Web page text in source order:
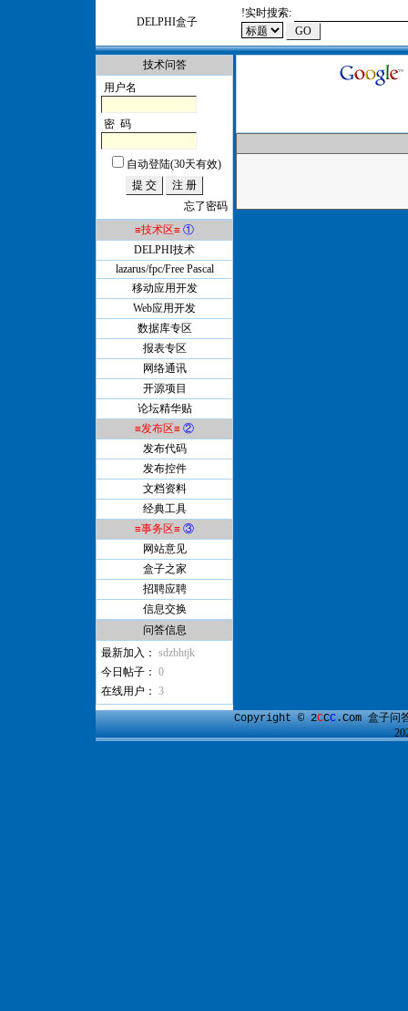
DELPHI盒子
!实时搜索:
技术问答
用户名
密 码
自动登陆(30天有效)
忘了密码
≡技术区≡ ①
DELPHI技术
lazarus/fpc/Free Pascal
移动应用开发
Web应用开发
数据库专区
报表专区
网络通讯
开源项目
论坛精华贴
≡发布区≡ ②
发布代码
发布控件
文档资料
经典工具
≡事务区≡ ③
网站意见
盒子之家
招聘应聘
信息交换
问答信息
最新加入： sdzbhtjk
今日帖子： 0
在线用户： 3
Copyright © 2CCC.Com盒子问